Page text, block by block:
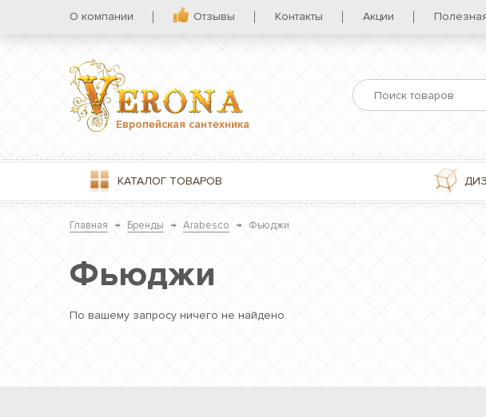
О компании Отзывы Контакты Акции
Европейская сантехника
КАТАЛОГ ТОВАРОВ
Главная → Бренды → Arabesco → Фьюджи
Фьюджи
По вашему запросу ничего не найдено.